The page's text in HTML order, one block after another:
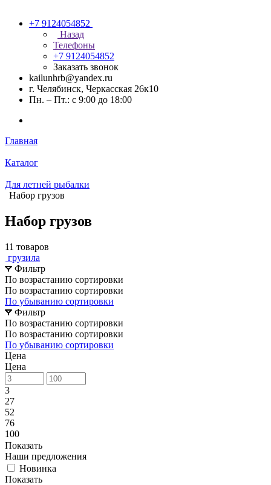
+7 9124054852
Назад
Телефоны
+7 9124054852
Заказать звонок
kailunhrb@yandex.ru
г. Челябинск, Черкасская 26к10
Пн. – Пт.: с 9:00 до 18:00
Главная
Каталог
Для летней рыбалки
Набор грузов
Набор грузов
11 товаров
грузила
Фильтр
По возрастанию сортировки
По возрастанию сортировки
По убыванию сортировки
Фильтр
По возрастанию сортировки
По возрастанию сортировки
По убыванию сортировки
Цена
Цена
3
27
52
76
100
Показать
Наши предложения
Новинка
Показать